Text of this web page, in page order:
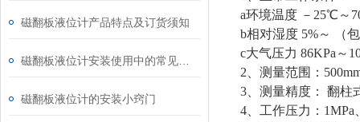
磁翻板液位计产品特点及订货须知
磁翻板液位计的安装小窍门
a环境温度 －25℃～
b相对湿度 5%～ （
c大气压力 86KPa～
2、测量范围：
3、测量精度： 翻柱
4、工作压力：1MPa